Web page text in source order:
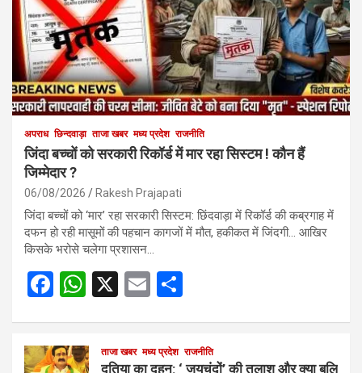
अपराध छिन्दवाड़ा ताजा खबर मध्य प्रदेश राजनीति
जिंदा बच्चों को सरकारी रिकॉर्ड में मार रहा सिस्टम ! कौन हैं
जिम्मेदार ?
06/08/2026 Rakesh Prajapati
जिंदा बच्चों को ‘मार’ रहा सरकारी सिस्टम: छिंदवाड़ा में रिकॉर्ड की कब्रगाह में
दफन हो रही मासूमों की पहचान कागजों में मौत, हकीकत में जिंदगी… आखिर
किसके भरोसे चलेगा प्रशासन…
F
b
W
s
X
E
e
ताजा खबर मध्य प्रदेश राजनीति
दतिया का दहन: ‘ जयचंदों’ की तलाश और क्या बलि